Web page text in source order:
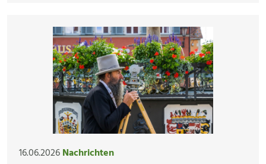
16.06.2026Nachrichten